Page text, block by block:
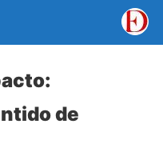
de